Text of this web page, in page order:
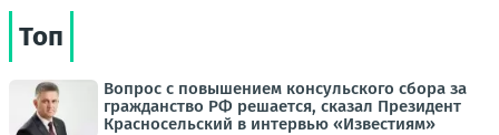
Топ
Вопрос с повышением консульского сбора за
гражданство РФ решается, сказал Президент
Красносельский в интервью «Известиям»